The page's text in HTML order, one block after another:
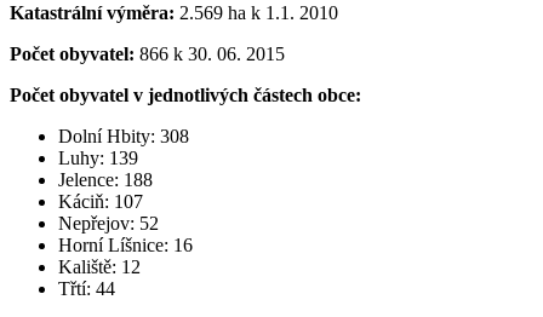
Katastrální výměra: 2.569 ha k 1.1. 2010
Počet obyvatel: 866 k 30. 06. 2015
Počet obyvatel v jednotlivých částech obce:
Dolní Hbity: 308
Luhy: 139
Jelence: 188
Káciň: 107
Nepřejov: 52
Horní Líšnice: 16
Kaliště: 12
Třtí: 44